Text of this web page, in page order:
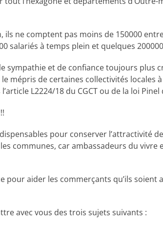
ne comptent pas moins de 150000
salariés à temps plein et quelques
et de confiance toujours plus
mépris de certaines collectivités locales
L2224/18 du CGCT ou de la loi Pinel
pour conserver l’attractivité
communes, car ambassadeurs du vivre
pour aider les commerçants qu’ils soient
avec vous des trois sujets suivants :